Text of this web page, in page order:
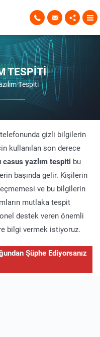
TESPITI
Tespiti
gizli bilgilerin
kullanılan son derece
casus yazlım tespiti bu
başında gelir. Kişilerin
ve bu bilgilerin
mutlaka tespit
destek veren önemli
bilgi vermek istiyoruz.
Şüphe Ediyorsanız